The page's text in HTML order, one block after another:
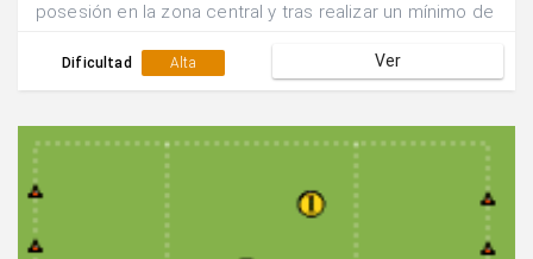
posesión en la zona central y tras realizar un mínimo de
balón y se efectúe un tiro desde fuera del área por
parte de uno de los centrocampistas.
Dificultad Alta Ver